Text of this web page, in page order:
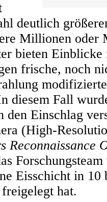
deutlich
Millionen oder
bieten Einblicke
frische, noch
diesem Fall
den Einschlag
(High-
Reconnaissance
Eisschicht in
hat.